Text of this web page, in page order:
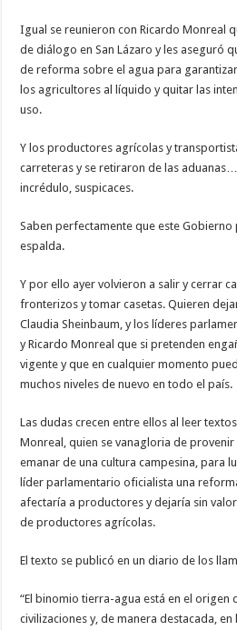
Igual se reunieron con Ricardo Monreal
de diálogo en San Lázaro y les aseguró
de reforma sobre el agua para
los agricultores al líquido y quitar las
uso.
Y los productores agrícolas y
carreteras y se retiraron de las
incrédulo, suspicaces.
Saben perfectamente que este
espalda.
Y por ello ayer volvieron a salir y cerrar
fronterizos y tomar casetas. Quieren
Claudia Sheinbaum, y los líderes
y Ricardo Monreal que si pretenden
vigente y que en cualquier momento
muchos niveles de nuevo en todo el país.
Las dudas crecen entre ellos al leer
Monreal, quien se vanagloria de
emanar de una cultura campesina, para
líder parlamentario oficialista una
afectaría a productores y dejaría sin
de productores agrícolas.
El texto se publicó en un diario de los
“El binomio tierra-agua está en el origen
civilizaciones y, de manera destacada,